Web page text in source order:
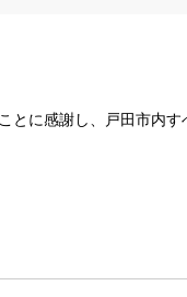
とに感謝し、戸田市内